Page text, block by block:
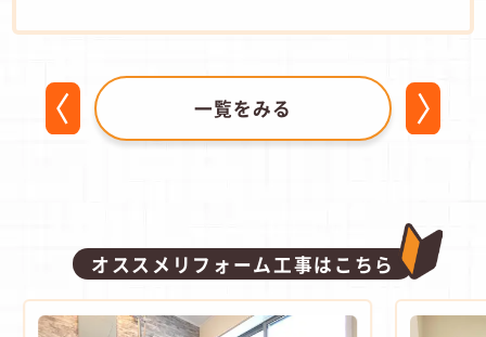
一覧をみる
オススメリフォーム工事はこちら